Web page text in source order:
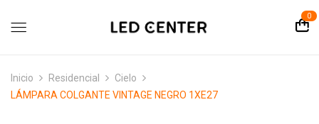
0
Inicio Residencial
Cielo
LÁMPARA COLGANTE VINTAGE NEGRO 1XE27